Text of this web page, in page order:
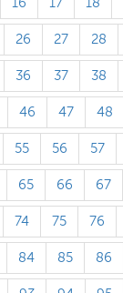
16 17 18
26 27 28
36 37 38
46 47 48
55 56 57
65 66 67
74 75 76
84 85 86